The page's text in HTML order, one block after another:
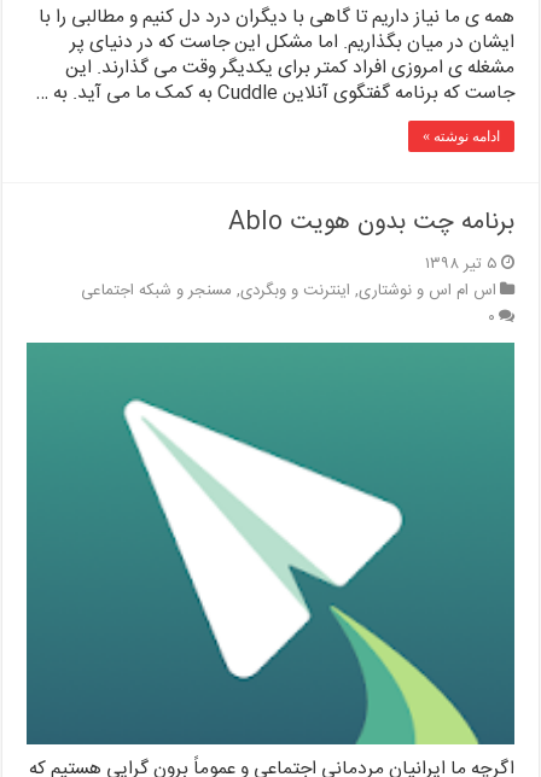
همه ی ما نیاز داریم تا گاهی با دیگران درد دل کنیم و مطالبی را با
ایشان در میان بگذاریم. اما مشکل این جاست که در دنیای پر
مشغله ی امروزی افراد کمتر برای یکدیگر وقت می گذارند. این
جاست که برنامه گفتگوی آنلاین Cuddle به کمک ما می آید. به …
ادامه نوشته »
برنامه چت بدون هویت Ablo
۵ تیر ۱۳۹۸
اس ام اس و نوشتاری, اینترنت و وبگردی, مسنجر و شبکه اجتماعی
۰
اگرچه ما ایرانیان مردمانی اجتماعی و عموماً برون گرایی هستیم که